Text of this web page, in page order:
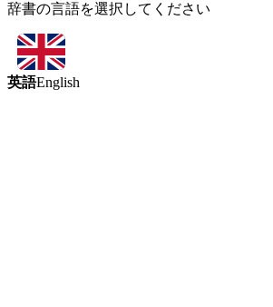
辞書の言語を選択してください
英語English